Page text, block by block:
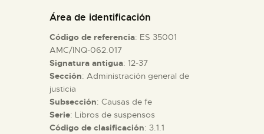
ESPAÑOL
PREPARAR LA VISITA
ACTIVIDADES
Área de identificación
Código de referencia: ES 35001
AMC/INQ-062.017
Signatura antigua: 12-37
Sección: Administración general de
justicia
Subsección: Causas de fe
Serie: Libros de suspensos
Código de clasificación: 3.1.1